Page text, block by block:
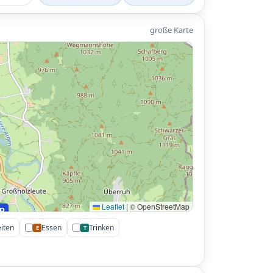
große Karte
Leaflet | © OpenStreetMap
E Essen T Trinken